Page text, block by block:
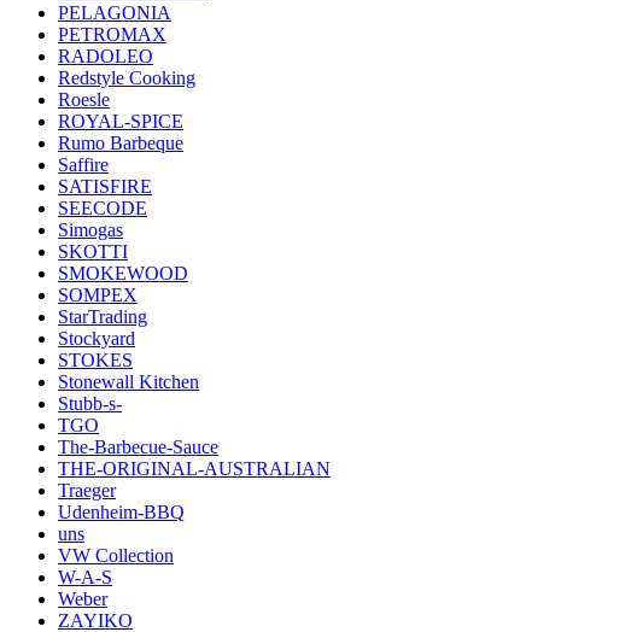
PELAGONIA
PETROMAX
RADOLEO
Redstyle Cooking
Roesle
ROYAL-SPICE
Rumo Barbeque
Saffire
SATISFIRE
SEECODE
Simogas
SKOTTI
SMOKEWOOD
SOMPEX
StarTrading
Stockyard
STOKES
Stonewall Kitchen
Stubb-s-
TGO
The-Barbecue-Sauce
THE-ORIGINAL-AUSTRALIAN
Traeger
Udenheim-BBQ
uns
VW Collection
W-A-S
Weber
ZAYIKO